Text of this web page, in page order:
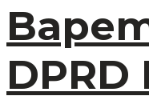
DPRD